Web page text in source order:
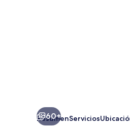
60+
ResumenServicios